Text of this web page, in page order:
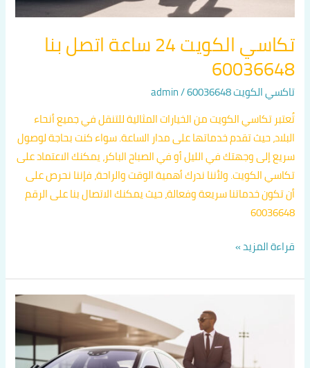
تكاسي الكويت 24 ساعة اتصل بنا
60036648
تاكسي الكويت 60036648 /
admin
تُعتبر تكاسي الكويت من الخيارات المثالية للتنقل في جميع أنحاء
البلاد، حيث تقدم خدماتها على مدار الساعة. سواء كنت بحاجة لوصول
سريع إلى وجهتك في الليل أو في الصباح الباكر، يمكنك الاعتماد على
تكاسي الكويت. ولأننا ندرك أهمية الوقت والراحة، فإننا نحرص على
أن تكون خدماتنا سريعة وفعالة، حيث يمكنك الاتصال بنا على الرقم
60036648
قراءة المزيد »